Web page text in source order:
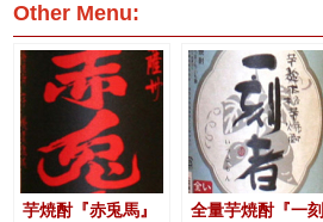
Other Menu:
芋焼酎『赤兎馬』
全量芋焼酎『一刻